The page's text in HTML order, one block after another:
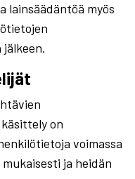
myös
on
voimassa
ja heidän